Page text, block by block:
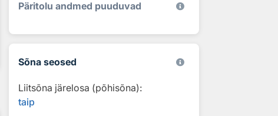
Päritolu andmed puuduvad
Sõna seosed
Liitsõna järelosa (põhisõna):
taip